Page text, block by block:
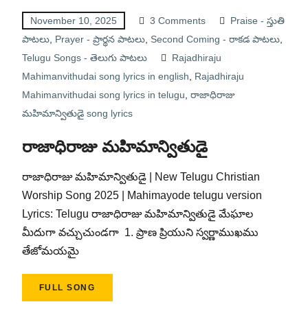
November 10, 2025 3 Comments
Praise - స్తుతి
పాటలు, Prayer - ప్రార్థన పాటలు, Second Coming - రాకడ పాటలు,
Telugu Songs - తెలుగు పాటలు
Rajadhiraju
Mahimanvithudai song lyrics in english
Rajadhiraju
Mahimanvithudai song lyrics in telugu రాజాధిరాజు
మహిమాన్వితుడై song lyrics
రాజాధిరాజు మహిమాన్వితుడై
రాజాధిరాజు మహిమాన్వితుడై | New Telugu Christian
Worship Song 2025 | Mahimayode telugu version
Lyrics: Telugu రాజాధిరాజు మహిమాన్వితుడై మేఘాల
మీదుగా వచ్చుచుండగా 1. ప్రాణ ప్రియుని స్వర్ణాముఖము
తేజోమయమై
FULL SONG